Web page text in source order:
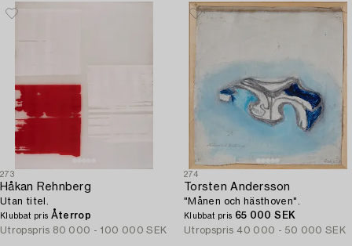
273
Håkan Rehnberg
Utan titel.
Klubbat pris Återrop
Utropspris 80 000 - 100 000 SEK
274
Torsten Andersson
"Månen och hästhoven".
Klubbat pris 65 000 SEK
Utropspris 40 000 - 50 000 SEK